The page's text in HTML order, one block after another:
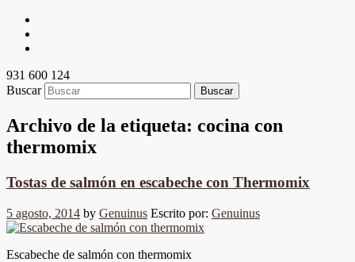
931 600 124
Buscar
Archivo de la etiqueta: cocina con
thermomix
Tostas de salmón en escabeche con Thermomix
5 agosto, 2014 by Genuinus Escrito por: Genuinus
Escabeche de salmón con thermomix